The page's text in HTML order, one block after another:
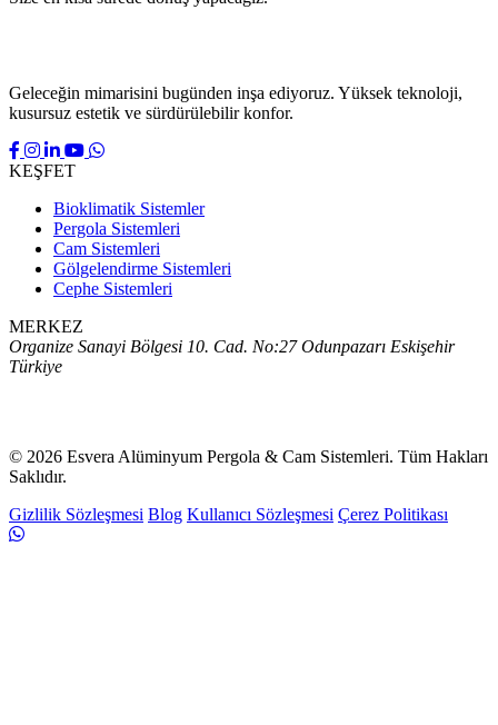
Geleceğin mimarisini bugünden inşa ediyoruz. Yüksek teknoloji,
kusursuz estetik ve sürdürülebilir konfor.
KEŞFET
Bioklimatik Sistemler
Pergola Sistemleri
Cam Sistemleri
Gölgelendirme Sistemleri
Cephe Sistemleri
MERKEZ
Organize Sanayi Bölgesi 10. Cad. No:27 Odunpazarı Eskişehir
Türkiye
© 2026 Esvera Alüminyum Pergola & Cam Sistemleri. Tüm Hakları
Saklıdır.
Gizlilik Sözleşmesi Blog Kullanıcı Sözleşmesi Çerez Politikası